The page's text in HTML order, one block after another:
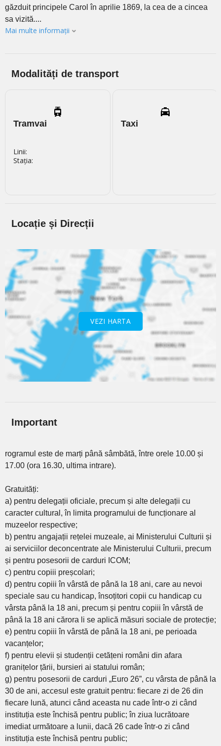
găzduit principele Carol în aprilie 1869, la cea de a cincea
sa vizită....
Mai multe informații
Modalități de transport
Tramvai
Linii:
Stația:
Taxi
Locație și Direcții
VEZI HARTA
Important
rogramul este de marți până sâmbătă, între orele 10.00 și
17.00 (ora 16.30, ultima intrare).
Gratuități:
a) pentru delegații oficiale, precum și alte delegații cu
caracter cultural, în limita programului de funcționare al
muzeelor respective;
b) pentru angajații rețelei muzeale, ai Ministerului Culturii și
ai serviciilor deconcentrate ale Ministerului Culturii, precum
și pentru posesorii de carduri ICOM;
c) pentru copiii preșcolari;
d) pentru copiii în vârstă de până la 18 ani, care au nevoi
speciale sau cu handicap, însoțitori copii cu handicap cu
vârsta până la 18 ani, precum și pentru copiii în vârstă de
până la 18 ani cărora li se aplică măsuri sociale de protecție;
e) pentru copiii în vârstă de până la 18 ani, pe perioada
vacanțelor;
f) pentru elevii și studenții cetățeni români din afara
granițelor țării, bursieri ai statului român;
g) pentru posesorii de carduri „Euro 26”, cu vârsta de până la
30 de ani, accesul este gratuit pentru: fiecare zi de 26 din
fiecare lună, atunci când aceasta nu cade într-o zi când
instituția este închisă pentru public; în ziua lucrătoare
imediat următoare a lunii, dacă 26 cade într-o zi când
instituția este închisă pentru public;